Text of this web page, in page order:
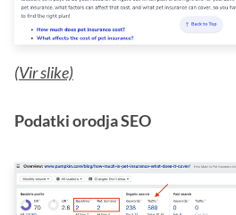
(Vir slike)
Podatki orodja SEO